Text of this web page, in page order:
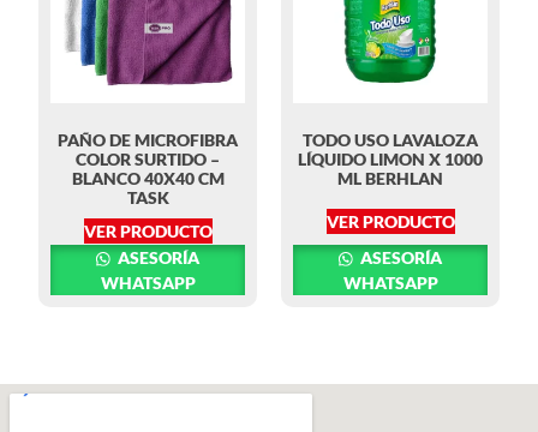
PAÑO DE MICROFIBRA
COLOR SURTIDO –
BLANCO 40X40 CM
TASK
VER PRODUCTO
ASESORÍA
WHATSAPP
TODO USO LAVALOZA
LÍQUIDO LIMON X 1000
ML BERHLAN
VER PRODUCTO
ASESORÍA
WHATSAPP